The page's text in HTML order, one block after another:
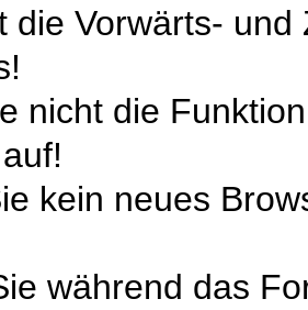
die Vorwärts-
nicht die
kein neues
während das